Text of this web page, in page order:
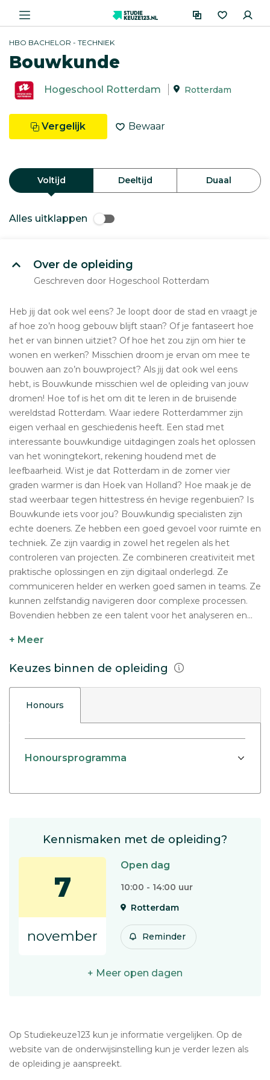
HBO BACHELOR - TECHNIEK
Bouwkunde
Hogeschool Rotterdam Rotterdam
Vergelijk Bewaar
Voltijd Deeltijd Duaal
Alles uitklappen
Over de opleiding
Geschreven door Hogeschool Rotterdam
Heb jij dat ook wel eens? Je loopt door de stad en vraagt je
af hoe zo’n hoog gebouw blijft staan? Of je fantaseert hoe
het er van binnen uitziet? Of hoe het zou zijn om hier te
wonen en werken? Misschien droom je ervan om mee te
bouwen aan zo’n bouwproject? Als jij dat ook wel eens
hebt, is Bouwkunde misschien wel de opleiding van jouw
dromen! Hoe tof is het om dit te leren in de bruisende
wereldstad Rotterdam. Waar iedere Rotterdammer zijn
eigen verhaal en geschiedenis heeft. Een stad met
interessante bouwkundige uitdagingen zoals het oplossen
van het woningtekort, rekening houdend met de
leefbaarheid. Wist je dat Rotterdam in de zomer vier
graden warmer is dan Hoek van Holland? Hoe maak je de
stad weerbaar tegen hittestress én hevige regenbuien? Is
Bouwkunde iets voor jou? Bouwkundig specialisten zijn
echte doeners. Ze hebben een goed gevoel voor ruimte en
techniek. Ze zijn vaardig in zowel het regelen als het
controleren van projecten. Ze combineren creativiteit met
praktische oplossingen en zijn digitaal onderlegd. Ze
communiceren helder en werken goed samen in teams. Ze
kunnen zelfstandig navigeren door complexe processen.
Bovendien hebben ze een talent voor het analyseren en...
+ Meer
Keuzes binnen de opleiding
Honours
Honoursprogramma
Kennismaken met de opleiding?
7
november
Open dag
10:00 - 14:00 uur
Rotterdam
Reminder
+ Meer open dagen
Op Studiekeuze123 kun je informatie vergelijken. Op de
website van de onderwijsinstelling kun je verder lezen als
de opleiding je aanspreekt.